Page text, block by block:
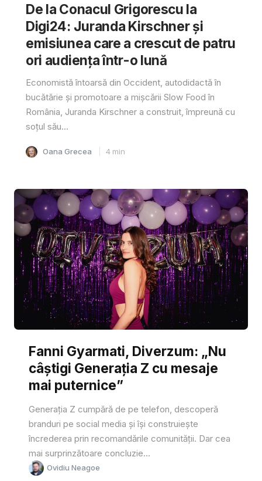
De la Conacul Grigorescu la
Digi24: Juranda Kirschner și
emisiunea care a crescut de patru
ori audiența într-o lună
Economistă întoarsă din Occident, autodidactă în
bucătărie și promotoare a mișcării Slow Food în
România, Juranda Kirschner a construit, împreună cu
soțul său...
Oana Grecea 4 min
Fanni Gyarmati, Diverzum: „Nu
câștigi Generația Z cu mesaje
mai puternice”
Generația Z cumpără de pe telefon, descoperă
branduri pe social media și își construiește
încrederea prin recomandările comunității. Dar cea
mai surprinzătoare concluzie...
Ovidiu Neagoe